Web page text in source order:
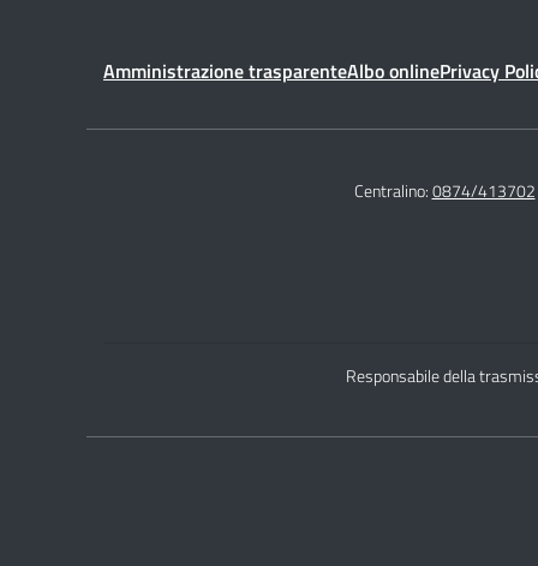
Amministrazione trasparenteAlbo onlinePrivacy
Centralino:0874/413702
Responsabile della